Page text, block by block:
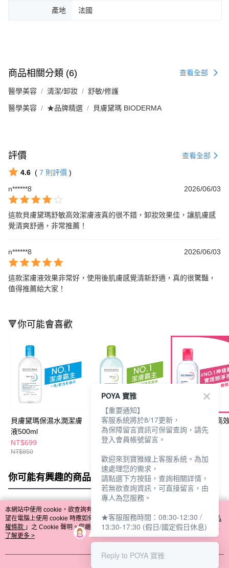
產地 法國
商品相關分類 (6) 查看全部
醫學美容 清潔/卸妝 舒敏/修護
醫學美容 ★品牌精選 貝膚黛瑪 BIODERMA
評價 查看全部
4.6 ( 7 則評價 )
n******8
2026/06/03
這款貝膚黛瑪舒敏高效潔膚液真的很不錯，卸妝效果佳，讓肌膚感
覺清爽舒適，非常推薦！
n******8 2026/06/03
這款潔膚液效果非常好，使用後肌膚感覺清新舒適，真的很驚豔，
值得推薦給大家！
🔻你可能會喜歡
貝膚黛瑪保濕水潤潔膚
液500ml
NT$699
NT$850
貝膚黛瑪平衡控油潔膚
液500ml
NT$699
貝膚黛瑪舒敏高
液250ml
你可能有興趣的商品 全站排行
熱門標籤
本網站中使用 cookie，欲查詢有關本網站使用 cookie 方式之詳情，及若您不希
望在電腦上使用 cookie 時應如何變更電腦的 cookie 設定，請參閱本網站「
隱私
權條款 」之 Cookie 聲明。您繼續使用本網站即表示您同意本公司得按本網站使
用條款之 Cookie 聲明使用 cookie。
了解更多 >
POYA 寶雅
【重要通知】
客服系統將於8/17更新，
為保障留言資訊可保留查詢，請先
登入會員帳號留言。
歡迎來到寶雅線上客服系統。為加
速處理您的需求，
請點選下方按鈕，查詢相關詳情，
若無欲查詢資訊，可直接留言，由
專人為您服務。
★客服服務時間：08:30-12:30 /
13:30-17:30 (假日/國定假日休息)
Reply to POYA 寶雅